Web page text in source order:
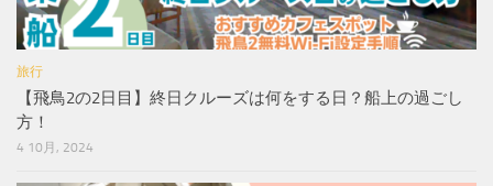
旅行
【飛鳥2の2日目】終日クルーズは何をする日？船上の過ごし
方！
4 10月, 2024